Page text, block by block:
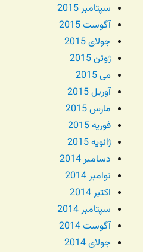
سپتامبر 2015
آگوست 2015
جولای 2015
ژوئن 2015
می 2015
آوریل 2015
مارس 2015
فوریه 2015
ژانویه 2015
دسامبر 2014
نوامبر 2014
اکتبر 2014
سپتامبر 2014
آگوست 2014
جولای 2014